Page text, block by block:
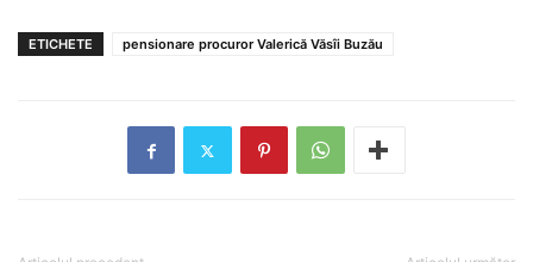
ETICHETE pensionare procuror Valerică Văsîi Buzău